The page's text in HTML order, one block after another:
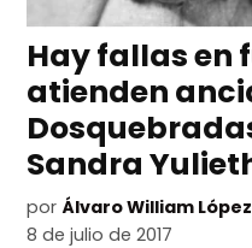
Hay fallas en
atienden
Sandra
por Álvaro William
8 de julio de 2017